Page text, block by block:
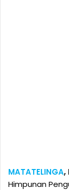
MATATELINGA,
Himpunan